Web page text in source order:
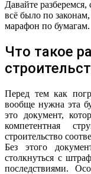
Давайте разберемся,
всё было по
марафон по бумагам.
Что такое
Перед тем как
вообще нужна эта
это документ,
компетентная
строительство
Без этого
столкнуться с
последствиями.